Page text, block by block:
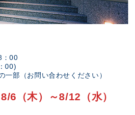
：00
00)
一部（お問い合わせください）
6（木）～8/12（水）